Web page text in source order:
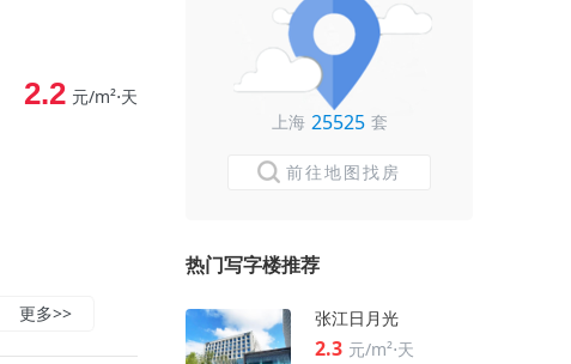
2.2 元/m²⋅天
更多>>
上海 25525 套
前往地图找房
热门写字楼推荐
张江日月光
2.3 元/m²⋅天